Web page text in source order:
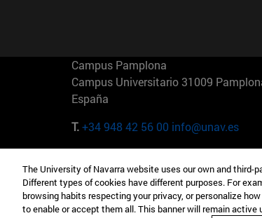
Campus Pamplona
Campus Universitario 31009
España
T.+34 948 42 56 00 info@unav.es
Camino del Cerro Águila 3 28023
Madrid España
The University of Navarra website uses our own and
Different types of cookies have different purposes. For
browsing habits respecting your privacy, or personalize
to enable or accept them all. This banner will remain